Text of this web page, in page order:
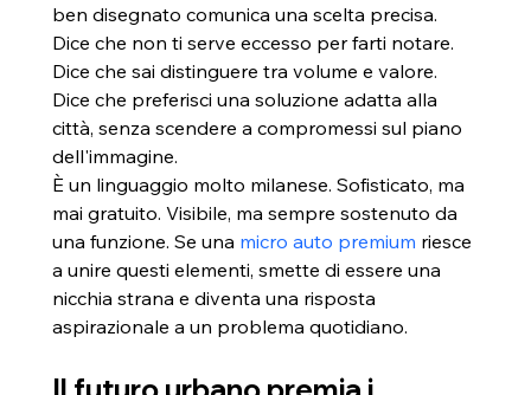
ben disegnato comunica una scelta precisa.
Dice che non ti serve eccesso per farti notare.
Dice che sai distinguere tra volume e valore.
Dice che preferisci una soluzione adatta alla
città, senza scendere a compromessi sul piano
dell'immagine.
È un linguaggio molto milanese. Sofisticato, ma
mai gratuito. Visibile, ma sempre sostenuto da
una funzione. Se una micro auto premium riesce
a unire questi elementi, smette di essere una
nicchia strana e diventa una risposta
aspirazionale a un problema quotidiano.